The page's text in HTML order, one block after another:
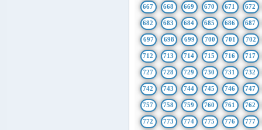
667 668 669 670 671 672
682 683 684 685 686 687
697 698 699 700 701 702
712 713 714 715 716 717
727 728 729 730 731 732
742 743 744 745 746 747
757 758 759 760 761 762
772 773 774 775 776 777